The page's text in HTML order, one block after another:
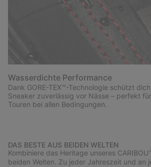
Wasserdichte Performance
Dank GORE-TEX™-Technologie schützt
Sneaker zuverlässig vor Nässe – perfekt
Touren bei allen Bedingungen.
DAS BESTE AUS BEIDEN WELTEN
Kombiniere das Heritage unseres
beiden Welten. Zu jeder Jahreszeit und